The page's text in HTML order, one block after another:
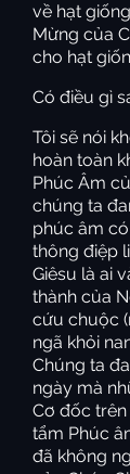
về hạt
Mừng của
cho hạt
Có điều gì
Tôi sẽ nói
hoàn toàn
Phúc Âm
chúng ta
phúc âm
thông điệp
Giêsu là ai
thành của
cứu chuộc
ngã khỏi
Chúng ta
ngày mà
Cơ đốc
tẩm Phúc
đã không